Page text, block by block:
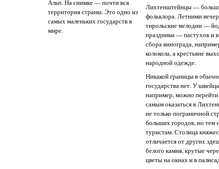
Альп. На снимке — почти вся
территория страны. Это одно из
самых маленьких государств в
мире.
Лихтенштейнцы —
фольклора. Летними
тирольские мелодии —
праздники — пастухов и
сбора винограда,
колокола, а крестьяне
народной одежде.
Никакой границы в
государства нет. У
например, можно перейти
самым оказаться в
не только пограничной
больших городов, но тем
туристам. Столица
отличается от других
белого камня, крутые
цветы на окнах и в